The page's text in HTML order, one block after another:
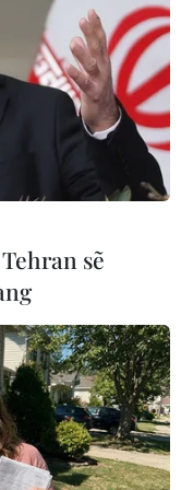
đấu ASEAN Cup
7/8: Việt Nam
đến ngôi đầu
00:07
Việt Nam vs
Vì sao thầy trò
Sang-sik cần
đầu bảng?
11:05
sẽ